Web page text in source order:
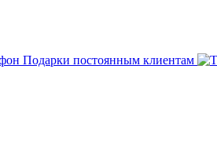
Подарки постоянным клиентам